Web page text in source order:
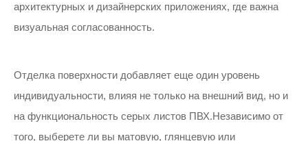
архитектурных и дизайнерских приложениях, где важна
визуальная согласованность.
Отделка поверхности добавляет еще один уровень
индивидуальности, влияя не только на внешний вид, но и
на функциональность серых листов ПВХ.Независимо от
того, выберете ли вы матовую, глянцевую или